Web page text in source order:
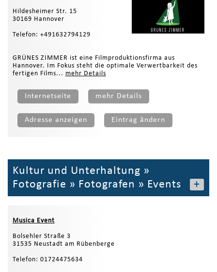
Hildesheimer Str. 15
30169 Hannover
Telefon: +491632794129
GRÜNES ZIMMER ist eine Filmproduktionsfirma aus
Hannover. Im Fokus steht die optimale Verwertbarkeit des
fertigen Films... mehr Details
Internetseite mehr Details
Adresse anzeigen Eintrag ändern
Kultur und Unterhaltung »
Fotografie » Fotografen » Events +
Musica Event
Bolsehler Straße 3
31535 Neustadt am Rübenberge
Telefon: 01724475634